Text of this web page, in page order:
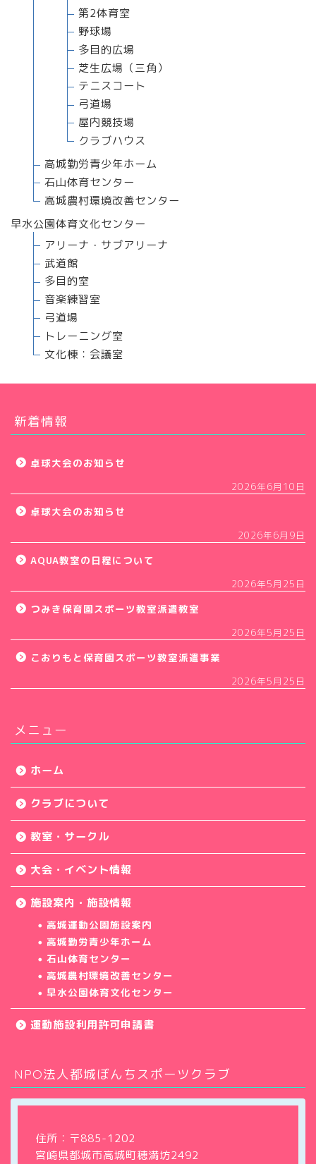
第2体育室
野球場
多目的広場
芝生広場（三角）
テニスコート
弓道場
屋内競技場
クラブハウス
高城勤労青少年ホーム
石山体育センター
高城農村環境改善センター
早水公園体育文化センター
アリーナ・サブアリーナ
武道館
多目的室
音楽練習室
弓道場
トレーニング室
文化棟：会議室
新着情報
卓球大会のお知らせ
2026年6月10日
卓球大会のお知らせ
2026年6月9日
AQUA教室の日程について
2026年5月25日
つみき保育園スポーツ教室派遣教室
2026年5月25日
こおりもと保育園スポーツ教室派遣事業
2026年5月25日
メニュー
ホーム
クラブについて
教室・サークル
大会・イベント情報
施設案内・施設情報
高城運動公園施設案内
高城勤労青少年ホーム
石山体育センター
高城農村環境改善センター
早水公園体育文化センター
運動施設利用許可申請書
NPO法人都城ぼんちスポーツクラブ
住所：〒885-1202
宮崎県都城市高城町穂満坊2492
ホーム
教室・サークル